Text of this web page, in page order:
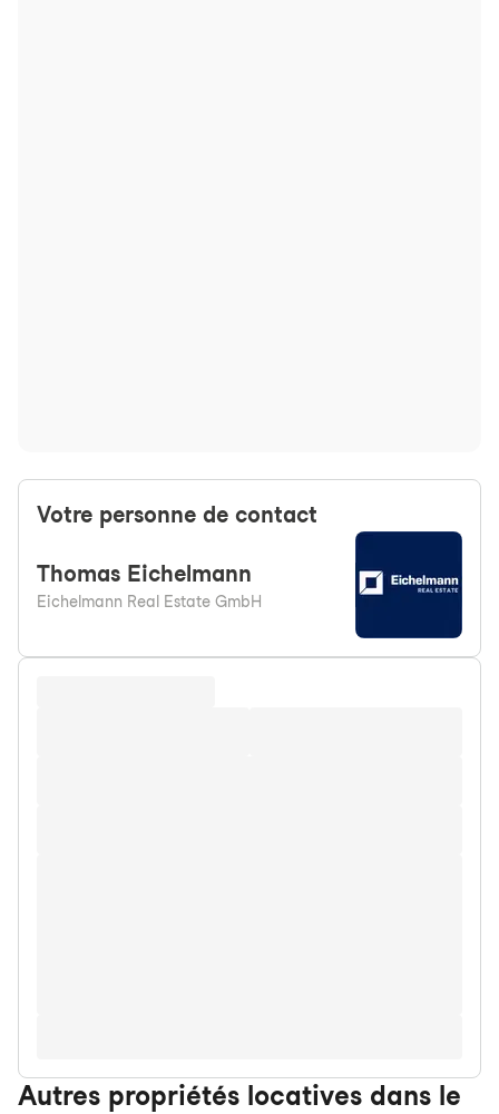
Votre personne de contact
Thomas Eichelmann
Eichelmann Real Estate GmbH
Autres propriétés locatives dans le